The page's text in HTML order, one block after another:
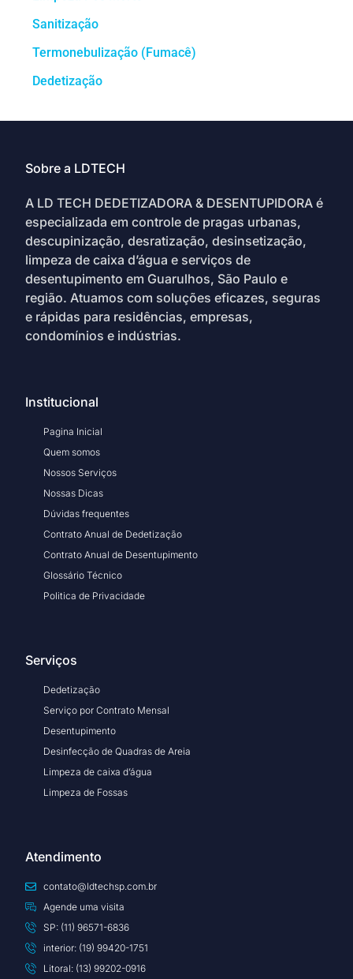
Sanitização
Termonebulização (Fumacê)
Dedetização
Sobre a LDTECH
A LD TECH DEDETIZADORA & DESENTUPIDORA é
especializada em controle de pragas urbanas,
descupinização, desratização, desinsetização,
limpeza de caixa d’água e serviços de
desentupimento em Guarulhos, São Paulo e
região. Atuamos com soluções eficazes, seguras
e rápidas para residências, empresas,
condomínios e indústrias.
Institucional
Pagina Inicial
Quem somos
Nossos Serviços
Nossas Dicas
Dúvidas frequentes
Contrato Anual de Dedetização
Contrato Anual de Desentupimento
Glossário Técnico
Politica de Privacidade
Serviços
Dedetização
Serviço por Contrato Mensal
Desentupimento
Desinfecção de Quadras de Areia
Limpeza de caixa d’água
Limpeza de Fossas
Atendimento
contato@ldtechsp.com.br
Agende uma visita
SP: (11) 96571-6836
interior: (19) 99420-1751
Litoral: (13) 99202-0916